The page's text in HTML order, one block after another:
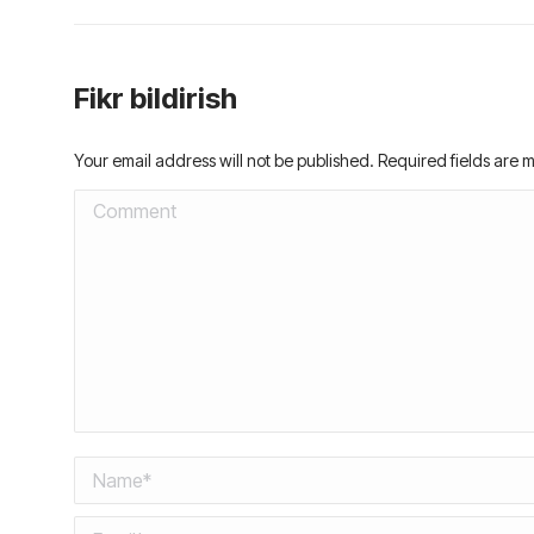
Fikr bildirish
Your email address will not be published. Required fields are
Comment
Name *